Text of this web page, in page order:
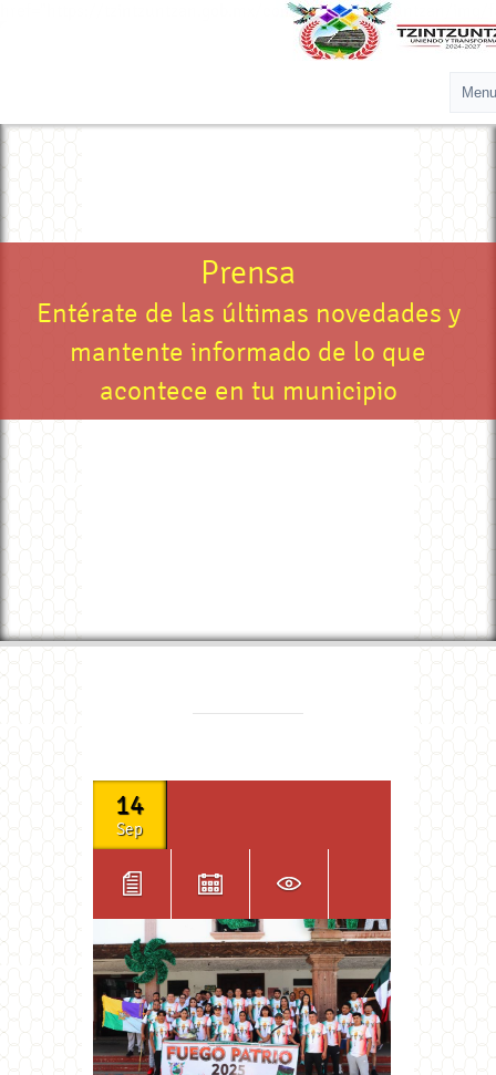
href="https://tzintzuntzan.gob.mx/contenidos/tzintzuntzan/img/
Prensa
Entérate de las últimas novedades y
mantente informado de lo que
acontece en tu municipio
14
Sep